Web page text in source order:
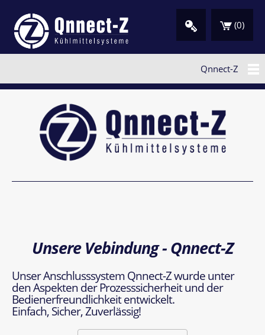
Qnnect-Z
Unsere Vebindung - Qnnect-Z
Unser Anschlusssystem Qnnect-Z wurde unter
den Aspekten der Prozesssicherheit und der
Bedienerfreundlichkeit entwickelt.
Einfach, Sicher, Zuverlässig!
(0)